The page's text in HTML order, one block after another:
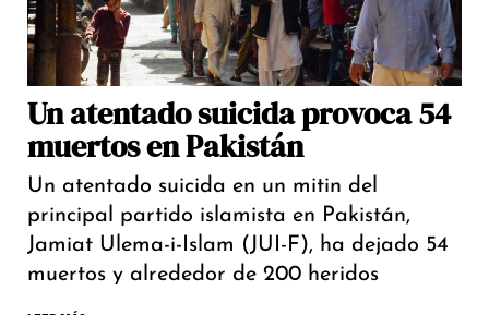
Un atentado suicida provoca 54
muertos en Pakistán
Un atentado suicida en un mitin del
principal partido islamista en Pakistán,
Jamiat Ulema-i-Islam (JUI-F), ha dejado 54
muertos y alrededor de 200 heridos